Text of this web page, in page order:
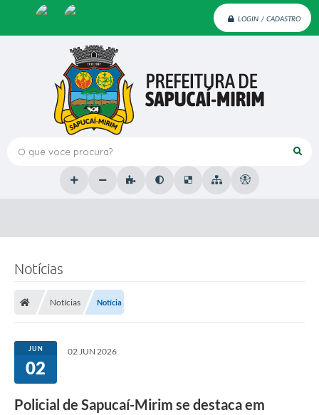
LOGIN / CADASTRO
O que voce procura?
Notícias
Notícias Notícia
JUN
02
02 JUN 2026
Policial de Sapucaí-Mirim se destaca em